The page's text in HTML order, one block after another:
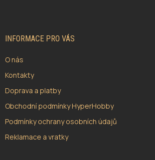
INFORMACE PRO VÁS
O nás
Kontakty
Doprava a platby
Obchodní podmínky HyperHobby
Podmínky ochrany osobních údajů
Reklamace a vratky